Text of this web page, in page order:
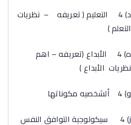
‌د) 4 التعليم ( تعريفه – نظريات
التعلم )
‌ه) 4 الأبداع (تعريفه – اهم
نظريات الأبداع )
‌و) 4 ألشخصيه مكوناتها
‌ز) 4 سيكولوجية التوافق النفس